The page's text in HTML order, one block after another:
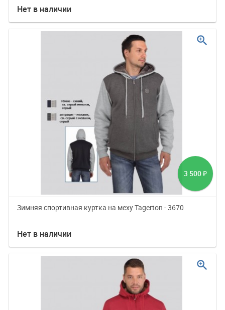
Нет в наличии
3 500 ₽
Зимняя спортивная куртка на меху Tagerton - 3670
Нет в наличии
zoom_in
zoom_in